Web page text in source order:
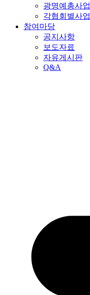
광명예총사업
각협회별사업
참여마당
공지사항
보도자료
자유게시판
Q&A